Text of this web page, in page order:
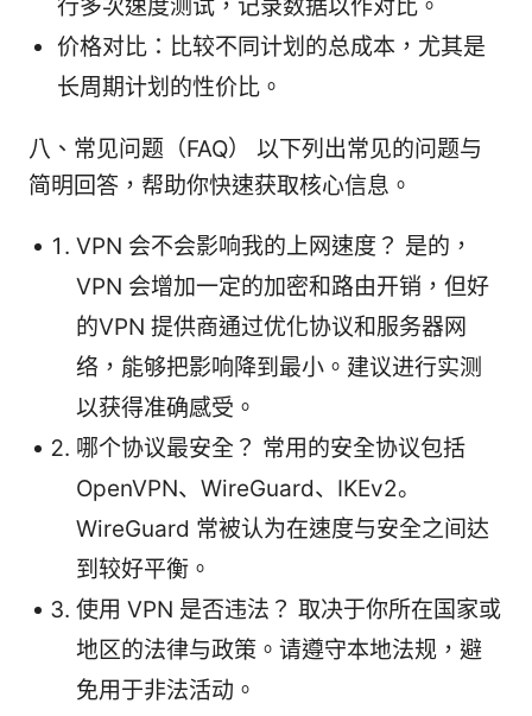
行多次速度测试，记录数据以作对比。
价格对比：比较不同计划的总成本，尤其是
长周期计划的性价比。
八、常见问题（FAQ） 以下列出常见的问题与
简明回答，帮助你快速获取核心信息。
VPN 会不会影响我的上网速度？ 是的，
VPN 会增加一定的加密和路由开销，但好
的VPN 提供商通过优化协议和服务器网
络，能够把影响降到最小。建议进行实测
以获得准确感受。
哪个协议最安全？ 常用的安全协议包括
OpenVPN、WireGuard、IKEv2。
WireGuard 常被认为在速度与安全之间达
到较好平衡。
使用 VPN 是否违法？ 取决于你所在国家或
地区的法律与政策。请遵守本地法规，避
免用于非法活动。